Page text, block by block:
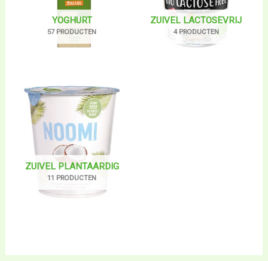
YOGHURT
57 PRODUCTEN
ZUIVEL LACTOSEVRIJ
4 PRODUCTEN
ZUIVEL PLANTAARDIG
11 PRODUCTEN